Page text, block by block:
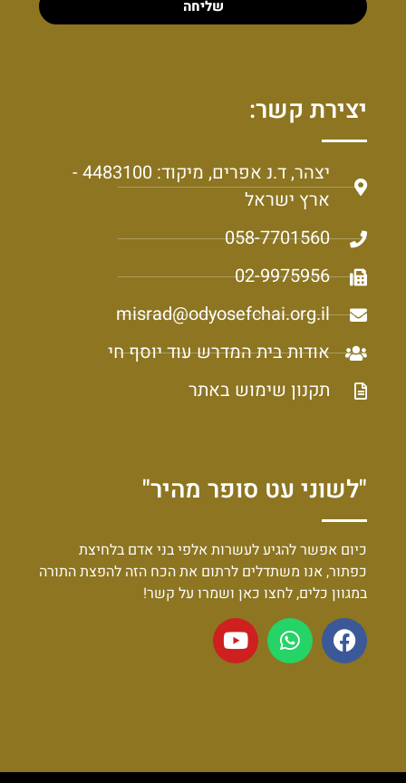
שליחה
יצירת קשר:
יצהר, ד.נ אפרים, מיקוד: 4483100 -
ארץ ישראל
058-7701560
02-9975956
misrad@odyosefchai.org.il
אודות בית המדרש עוד יוסף חי
תקנון שימוש באתר
"לשוני עט סופר מהיר"
כיום אפשר להגיע לעשרות אלפי בני אדם בלחיצת
כפתור, אנו משתדלים לרתום את הכח הזה להפצת התורה
במגוון כלים, לחצו כאן ושמרו על קשר!